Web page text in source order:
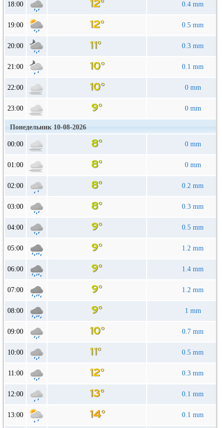
18:00 0.4 mm
19:00 0.5 mm
20:00 0.3 mm
21:00 0.1 mm
22:00 0 mm
23:00 0 mm
Понедельник 10-08-2026
00:00 0 mm
01:00 0 mm
02:00 0.2 mm
03:00 0.3 mm
04:00 0.5 mm
05:00 1.2 mm
06:00 1.4 mm
07:00 1.2 mm
08:00 1 mm
09:00 0.7 mm
10:00 0.5 mm
11:00 0.3 mm
12:00 0.1 mm
13:00 0.1 mm